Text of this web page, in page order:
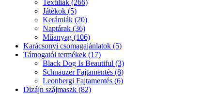
Textíliák (266)
Játékok (5)
Kerámiák (20)
Naptárak (36)
Műanyag (106)
Karácsonyi csomagajánlatok (5)
Támogatói termékek (17)
Black Dog Is Beautiful (3)
Schnauzer Fajtamentés (8)
Leonbergi Fajtamentés (6)
Dizájn szájmaszk (82)